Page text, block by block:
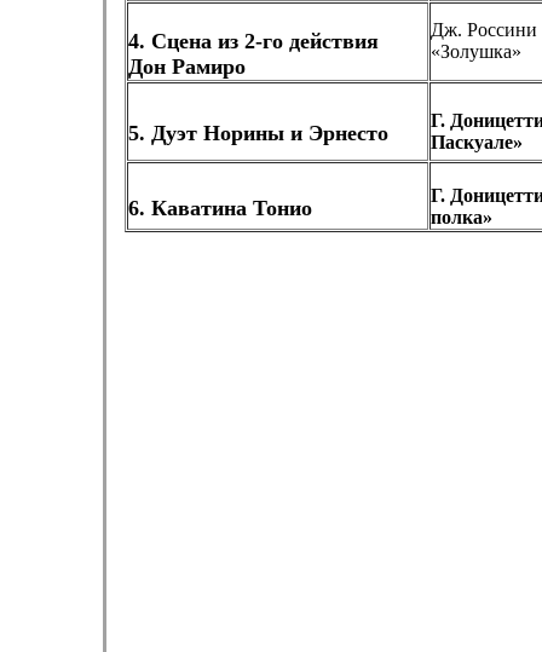
4. Сцена из 2-го действия
Дон Рамиро
Дж. Россини
«Золушка»
5. Дуэт Норины и Эрнесто
Г.
Паскуале»
6. Каватина Тонио
Г.
полка»